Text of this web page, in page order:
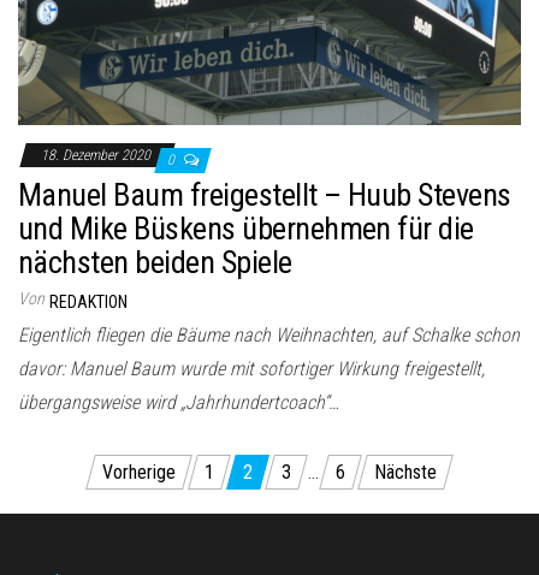
18. Dezember 2020 0
Manuel Baum freigestellt – Huub Stevens
und Mike Büskens übernehmen für die
nächsten beiden Spiele
Von REDAKTION
Eigentlich fliegen die Bäume nach Weihnachten, auf Schalke schon
davor: Manuel Baum wurde mit sofortiger Wirkung freigestellt,
übergangsweise wird „Jahrhundertcoach“…
Seitennummerierung
der
Vorherige 1 2 3 … 6 Nächste